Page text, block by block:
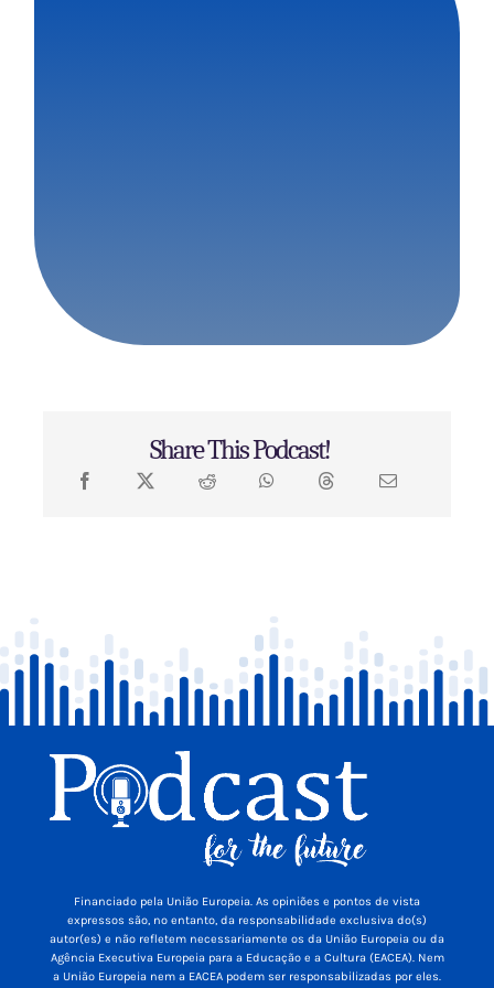
Share This Podcast!
Financiado pela União Europeia. As opiniões e pontos de vista
expressos são, no entanto, da responsabilidade exclusiva do(s)
autor(es) e não refletem necessariamente os da União Europeia ou da
Agência Executiva Europeia para a Educação e a Cultura (EACEA). Nem
a União Europeia nem a EACEA podem ser responsabilizadas por eles.